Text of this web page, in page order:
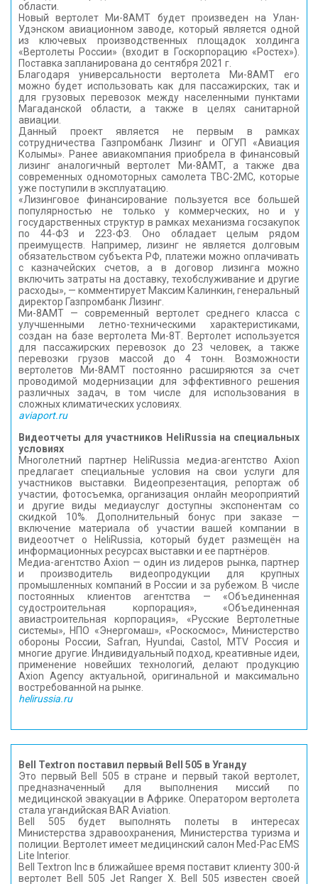
области.
Новый вертолет Ми-8АМТ будет произведен на Улан-
Удэнском авиационном заводе, который является одной
из ключевых производственных площадок холдинга
«Вертолеты России» (входит в Госкорпорацию «Ростех»).
Поставка запланирована до сентября 2021 г.
Благодаря универсальности вертолета Ми-8АМТ его
можно будет использовать как для пассажирских, так и
для грузовых перевозок между населенными пунктами
Магаданской области, а также в целях санитарной
авиации.
Данный проект является не первым в рамках
сотрудничества Газпромбанк Лизинг и ОГУП «Авиация
Колымы». Ранее авиакомпания приобрела в финансовый
лизинг аналогичный вертолет Ми-8АМТ, а также два
современных одномоторных самолета ТВС-2МС, которые
уже поступили в эксплуатацию.
«Лизинговое финансирование пользуется все большей
популярностью не только у коммерческих, но и у
государственных структур в рамках механизма госзакупок
по 44-ФЗ и 223-ФЗ. Оно обладает целым рядом
преимуществ. Например, лизинг не является долговым
обязательством субъекта РФ, платежи можно оплачивать
с казначейских счетов, а в договор лизинга можно
включить затраты на доставку, техобслуживание и другие
расходы», — комментирует Максим Калинкин, генеральный
директор Газпромбанк Лизинг.
Ми-8АМТ — современный вертолет среднего класса с
улучшенными летно-техническими характеристиками,
создан на базе вертолета Ми-8Т. Вертолет используется
для пассажирских перевозок до 23 человек, а также
перевозки грузов массой до 4 тонн. Возможности
вертолетов Ми-8АМТ постоянно расширяются за счет
проводимой модернизации для эффективного решения
различных задач, в том числе для использования в
сложных климатических условиях.
aviaport.ru
Видеотчеты для участников HeliRussia на специальных
условиях
Многолетний партнер HeliRussia медиа-агентство Axion
предлагает специальные условия на свои услуги для
участников выставки. Видеопрезентация, репортаж об
участии, фотосъемка, организация онлайн меороприятий
и другие виды медиауслуг доступны экспонентам со
скидкой 10%. Дополнительный бонус при заказе —
включение материала об участии вашей компании в
видеоотчет о HeliRussia, который будет размещён на
информационных ресурсах выставки и ее партнёров.
Медиа-агентство Axion — один из лидеров рынка, партнер
и производитель видеопродукции для крупных
промышленных компаний в России и за рубежом. В числе
постоянных клиентов агентства — «Объединенная
судостроительная корпорация», «Объединенная
авиастроительная корпорация», «Русские Вертолетные
системы», НПО «Энергомаш», «Роскосмос», Министерство
обороны России, Safran, Hyundai, Castol, MTV Россия и
многие другие. Индивидуальный подход, креативные идеи,
применение новейших технологий, делают продукцию
Axion Agency актуальной, оригинальной и максимально
востребованной на рынке.
helirussia.ru
Bell Textron поставил первый Bell 505 в Уганду
Это первый Bell 505 в стране и первый такой вертолет,
предназначенный для выполнения миссий по
медицинской эвакуации в Африке. Оператором вертолета
стала угандийская BAR Aviation.
Bell 505 будет выполнять полеты в интересах
Министерства здравоохранения, Министерства туризма и
полиции. Вертолет имеет медицинский салон Med-Pac EMS
Lite Interior.
Bell Textron Inc в ближайшее время поставит клиенту 300-й
вертолет Bell 505 Jet Ranger X. Bell 505 известен своей